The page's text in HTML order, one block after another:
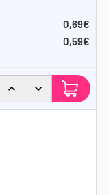
0,69€
0,59€